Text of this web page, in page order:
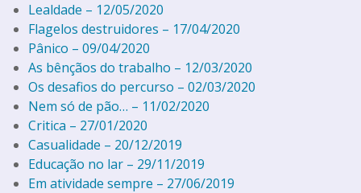
Lealdade – 12/05/2020
Flagelos destruidores – 17/04/2020
Pânico – 09/04/2020
As bênçãos do trabalho – 12/03/2020
Os desafios do percurso – 02/03/2020
Nem só de pão… – 11/02/2020
Critica – 27/01/2020
Casualidade – 20/12/2019
Educação no lar – 29/11/2019
Em atividade sempre – 27/06/2019